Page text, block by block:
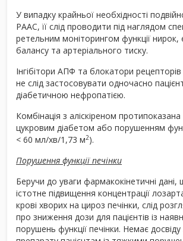
У випадку крайньої необхідності
РААС, її слід проводити під наглядом
ретельним моніторингом функції нирок,
балансу та артеріального тиску.
Інгібітори АПФ та блокатори рецепторів
не слід застосовувати одночасно
діабетичною нефропатією.
Комбінація з аліскіреном протипоказана
цукровим діабетом або порушенням
< 60 мл/хв/1,73 м2).
Порушення функції печінки
Беручи до уваги фармакокінетичні
істотне підвищення концентрації
крові хворих на цироз печінки, слід
про зниження дози для пацієнтів із
порушень функції печінки. Немає